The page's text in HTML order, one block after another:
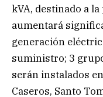
kVA, destinado a
aumentará
generación
suministro; 3
serán instalados
Caseros, Santo